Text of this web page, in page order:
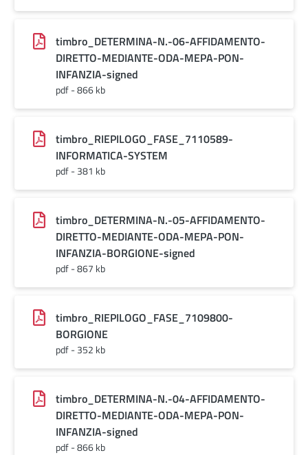
timbro_DETERMINA-N.-06-AFFIDAMENTO-
DIRETTO-MEDIANTE-ODA-MEPA-PON-
INFANZIA-signed
pdf - 866 kb
timbro_RIEPILOGO_FASE_7110589-
INFORMATICA-SYSTEM
pdf - 381 kb
timbro_DETERMINA-N.-05-AFFIDAMENTO-
DIRETTO-MEDIANTE-ODA-MEPA-PON-
INFANZIA-BORGIONE-signed
pdf - 867 kb
timbro_RIEPILOGO_FASE_7109800-
BORGIONE
pdf - 352 kb
timbro_DETERMINA-N.-04-AFFIDAMENTO-
DIRETTO-MEDIANTE-ODA-MEPA-PON-
INFANZIA-signed
pdf - 866 kb